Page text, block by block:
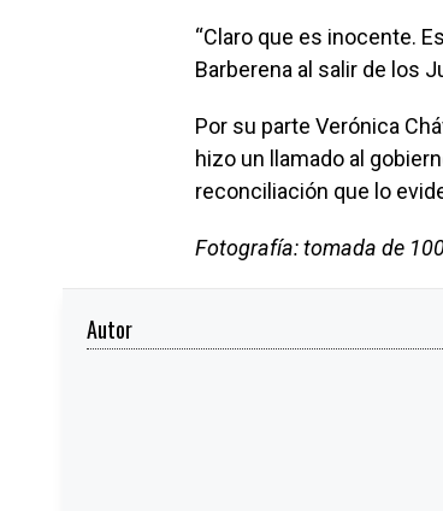
“Claro que es inocente.
Barberena al salir de los
Por su parte Verónica
hizo un llamado al
reconciliación que lo
Fotografía: tomada de
Autor